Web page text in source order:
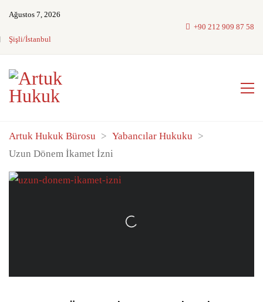
Ağustos 7, 2026
Şişli/İstanbul
+90 212 909 87 58
Artuk Hukuk Bürosu > Yabancılar Hukuku >
Uzun Dönem İkamet İzni